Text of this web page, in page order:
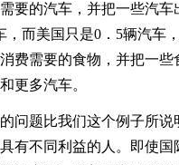
要的汽车，并把一些汽
而美国只是0．5辆汽车
费需要的食物，并把一
更多汽车。
问题比我们这个例子所
有不同利益的人。即使